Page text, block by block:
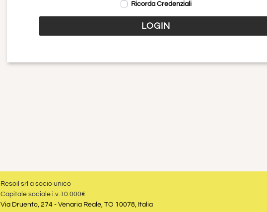
Ricorda Credenziali
Resoil srl a socio unico
Capitale sociale i.v.10.000€
Via Druento, 274 - Venaria Reale, TO 10078, Italia